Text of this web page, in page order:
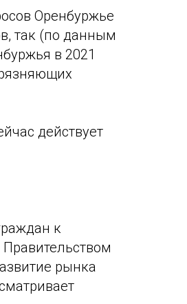
Оренбуржье
так (по данным
в 2021
действует
к
рынка